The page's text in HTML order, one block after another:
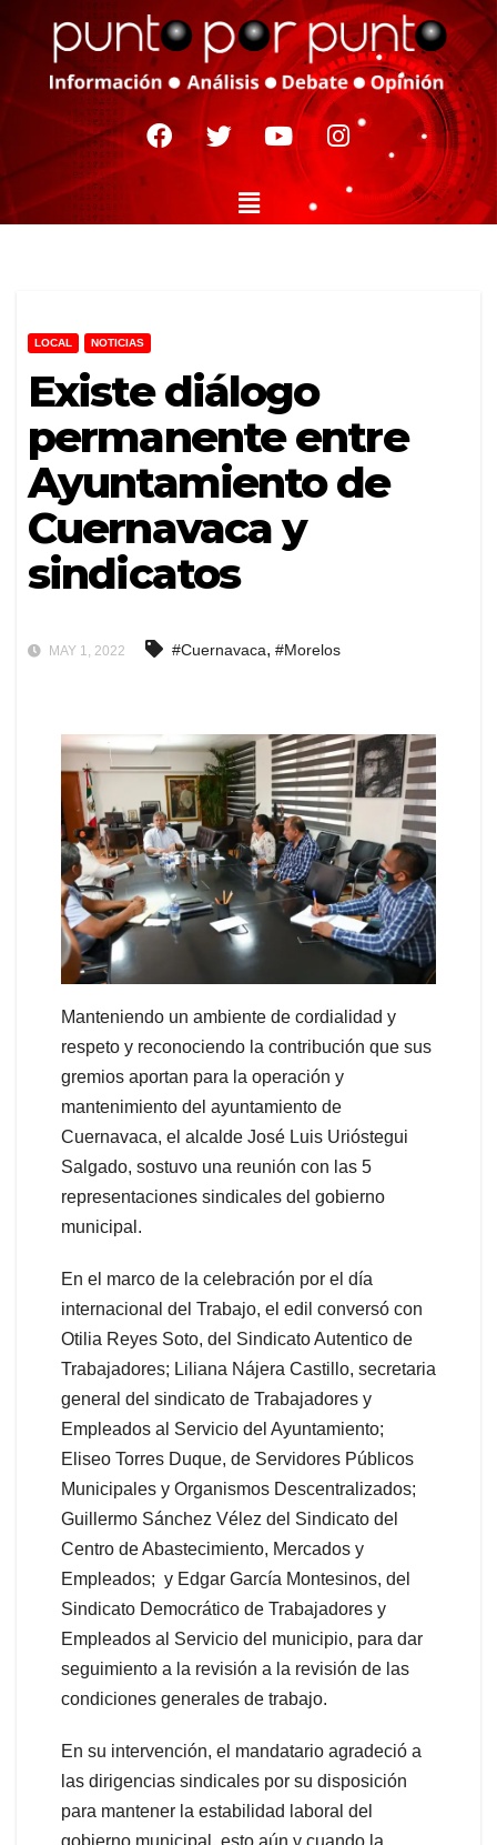
LOCAL NOTICIAS
Existe diálogo
permanente entre
Ayuntamiento de
Cuernavaca y
sindicatos
MAY 1, 2022 #Cuernavaca, #Morelos
Manteniendo un ambiente de cordialidad y
respeto y reconociendo la contribución que sus
gremios aportan para la operación y
mantenimiento del ayuntamiento de
Cuernavaca, el alcalde José Luis Urióstegui
Salgado, sostuvo una reunión con las 5
representaciones sindicales del gobierno
municipal.
En el marco de la celebración por el día
internacional del Trabajo, el edil conversó con
Otilia Reyes Soto, del Sindicato Autentico de
Trabajadores; Liliana Nájera Castillo, secretaria
general del sindicato de Trabajadores y
Empleados al Servicio del Ayuntamiento;
Eliseo Torres Duque, de Servidores Públicos
Municipales y Organismos Descentralizados;
Guillermo Sánchez Vélez del Sindicato del
Centro de Abastecimiento, Mercados y
Empleados; y Edgar García Montesinos, del
Sindicato Democrático de Trabajadores y
Empleados al Servicio del municipio, para dar
seguimiento a la revisión a la revisión de las
condiciones generales de trabajo.
En su intervención, el mandatario agradeció a
las dirigencias sindicales por su disposición
para mantener la estabilidad laboral del